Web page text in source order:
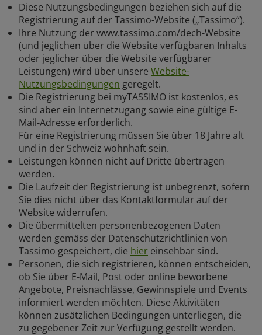
Diese Nutzungsbedingungen beziehen sich auf die
Registrierung auf der Tassimo-Website („Tassimo“).
Ihre Nutzung der www.tassimo.com/dech-Website
(und jeglichen über die Website verfügbaren Inhalts
oder jeglicher über die Website verfügbarer
Leistungen) wird über unsere Website-
Nutzungsbedingungen geregelt.
Die Registrierung bei myTASSIMO ist kostenlos, es
sind aber ein Internetzugang sowie eine gültige E-
Mail-Adresse erforderlich.
Für eine Registrierung müssen Sie über 18 Jahre alt
und in der Schweiz wohnhaft sein.
Leistungen können nicht auf Dritte übertragen
werden.
Die Laufzeit der Registrierung ist unbegrenzt, sofern
Sie dies nicht über das Kontaktformular auf der
Website widerrufen.
Die übermittelten personenbezogenen Daten
werden gemäss der Datenschutzrichtlinien von
Tassimo gespeichert, die hier einsehbar sind.
Personen, die sich registrieren, können entscheiden,
ob Sie über E-Mail, Post oder online beworbene
Angebote, Preisnachlässe, Gewinnspiele und Events
informiert werden möchten. Diese Aktivitäten
können zusätzlichen Bedingungen unterliegen, die
zu gegebener Zeit zur Verfügung gestellt werden.